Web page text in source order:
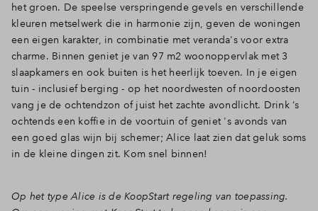
het groen. De speelse verspringende gevels en verschillende
kleuren metselwerk die in harmonie zijn, geven de woningen
een eigen karakter, in combinatie met veranda's voor extra
charme. Binnen geniet je van 97 m2 woonoppervlak met 3
slaapkamers en ook buiten is het heerlijk toeven. In je eigen
tuin - inclusief berging - op het noordwesten of noordoosten
vang je de ochtendzon of juist het zachte avondlicht. Drink ‘s
ochtends een koffie in de voortuin of geniet 's avonds van
een goed glas wijn bij schemer; Alice laat zien dat geluk soms
in de kleine dingen zit. Kom snel binnen!
Op het type Alice is de KoopStart regeling van toepassing.